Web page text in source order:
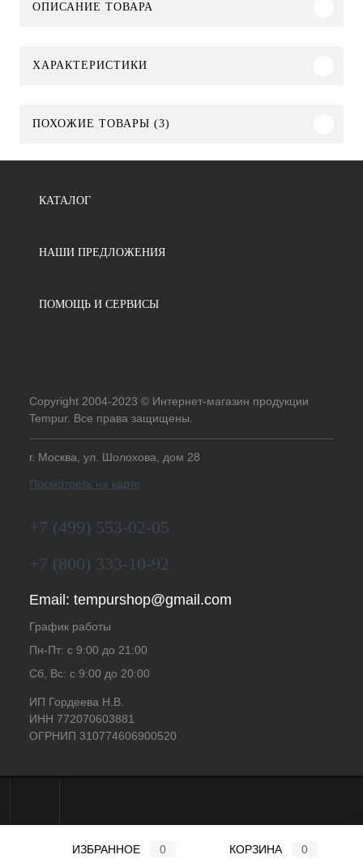
ОПИСАНИЕ ТОВАРА
ХАРАКТЕРИСТИКИ
ПОХОЖИЕ ТОВАРЫ (3)
КАТАЛОГ
НАШИ ПРЕДЛОЖЕНИЯ
ПОМОЩЬ И СЕРВИСЫ
Copyright 2004-2023 © Интернет-магазин продукции
Tempur. Все права защищены.
г. Москва, ул. Шолохова, дом 28
Посмотреть на карте
+7 (499) 553-02-05
+7 (800) 333-10-92
Email: tempurshop@gmail.com
График работы
Пн-Пт: с 9:00 до 21:00
Сб, Вс: с 9:00 до 20:00
ИП Гордеева Н.В.
ИНН 772070603881
ОГРНИП 310774606900520
ИЗБРАННОЕ 0 КОРЗИНА 0